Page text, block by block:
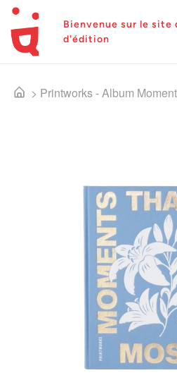
Bienvenue sur le site
d'édition
> Printworks - Album